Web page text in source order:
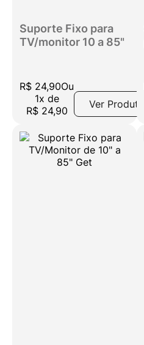
Suporte Fixo para
TV/monitor 10 a 85"
R$ 24,90Ou
1x de
R$ 24,90
Ver Produto